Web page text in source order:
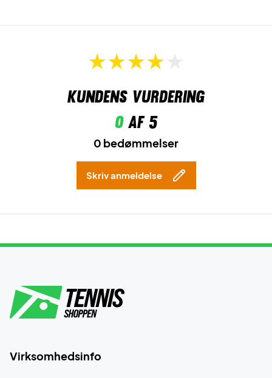
Kundens vurdering
0af 5
0 bedømmelser
Skriv anmeldelse
Virksomhedsinfo